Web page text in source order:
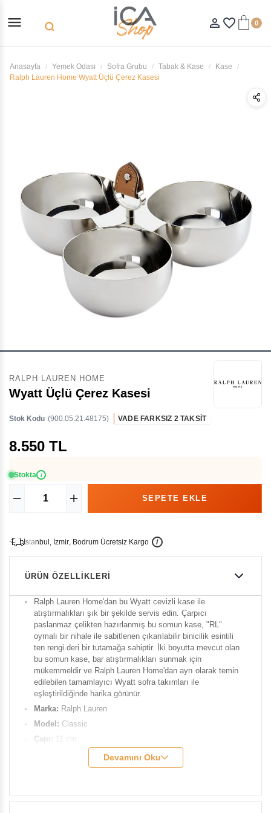
menu search person_outline favorite_border 0
Anasayfa Yemek Odası Sofra Grubu Tabak & Kase
Kase
Ralph Lauren Home Wyatt Üçlü Çerez Kasesi
RALPH LAUREN HOME
Wyatt Üçlü Çerez Kasesi
Stok Kodu (900.05.21.48175) VADE FARKSIZ 2 TAKSİT
8.550 TL
Stokta i
İstanbu , İzmir, Bodrum Ücretsiz Kargo i
ÜRÜN ÖZELLIKLERI
Ralph Lauren Home'dan bu Wyatt cevizli kase ile
atıştırmalıkları şık bir şekilde servis edin. Çarpıcı
paslanmaz çelikten hazırlanmış bu somun kase, "RL"
oymalı bir nihale ile sabitlenen çıkarılabilir binicilik esintili
ten rengi deri bir tutamağa sahiptir. İki boyutta mevcut olan
bu somun kase, bar atıştırmalıkları sunmak için
mükemmeldir ve Ralph Lauren Home'dan ayrı olarak temin
edilebilen tamamlayıcı Wyatt sofra takımları ile
eşleştirildiğinde harika görünür.
Marka: Ralph Lauren
Model: Classic
Çapı: 11 cm
Ürün Kodu:RLH-680673976001
Devamını Oku